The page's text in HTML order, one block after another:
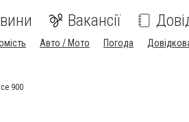
Вакансії
Авто / Мото Погода
900